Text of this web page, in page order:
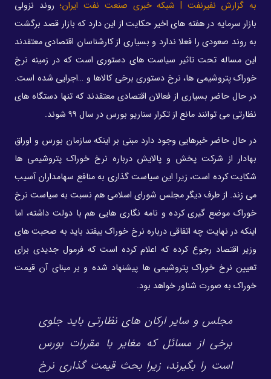
به گزارش نفیرنفت | شبکه خبری صنعت نفت ایران؛روند نزولی
بازار سرمایه در هفته های اخیر حکایت از این دارد که بازار قصد برگشت
به روند صعودی را فعلا ندارد و بسیاری از کارشناسان اقتصادی معتقدند
این مساله تحت تاثیر سیاست های دستوری است که در زمینه نرخ
خوراک پتروشیمی ها، نرخ دستوری برخی کالاها و …اجرایی شده است.
در حال حاضر بسیاری از فعالان اقتصادی معتقدند که تنها دستگاه های
نظارتی می توانند مانع از تکرار سناریو بورس در سال ۹۹ شوند.
در حال حاضر خبرهایی وجود دارد مبنی بر اینکه سازمان بورس و اوراق
بهادار از شرکت پخش و پالایش درباره نرخ خوراک پتروشیمی ها
شکایت کرده است، زیرا این سیاست گذاری به منافع سهامداران آسیب
می زند. از طرف دیگر مجلس شورای اسلامی هم نسبت به سیاست نرخ
خوراک موضع گیری کرده و نامه نگاری هایی هم با دولت داشته، اما
اینکه در نهایت چه اتفاقی درباره نرخ خوراک بیفتد باید به صحبت های
وزیر اقتصاد رجوع کرده که اعلام کرده است که فرمول جدیدی برای
تعیین نرخ خوراک پتروشیمی ها پیشنهاد شده و بر مبنای آن قیمت
خوراک به صورت شناور خواهد بود.
مجلس و سایر ارکان های نظارتی باید جلوی
برخی از مسائل که مغایر با مقررات بورس
است را بگیرند، زیرا بحث قیمت گذاری نرخ